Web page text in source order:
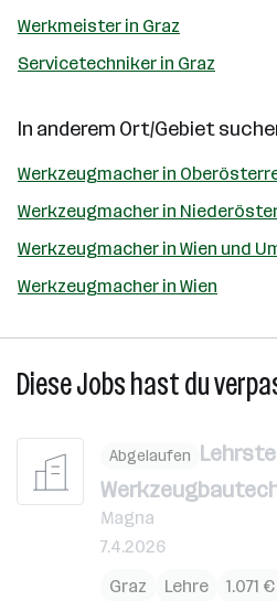
Werkmeister in Graz
Servicetechniker in Graz
In anderem Ort/Gebiet
Werkzeugmacher in
Werkzeugmacher in
Werkzeugmacher in Wien und
Werkzeugmacher in Wien
Diese Jobs hast du
Abgelaufen
Magna
7.4.2026
Graz
Lehre 1.071